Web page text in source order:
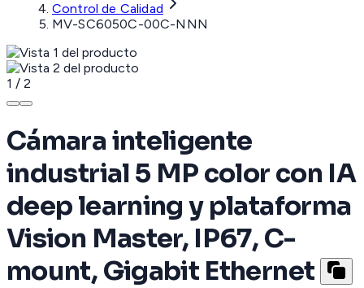
Control de Calidad
MV-SC6050C-00C-NNN
1 / 2
Cámara inteligente
industrial 5 MP color con IA
deep learning y plataforma
Vision Master, IP67, C-
mount, Gigabit Ethernet